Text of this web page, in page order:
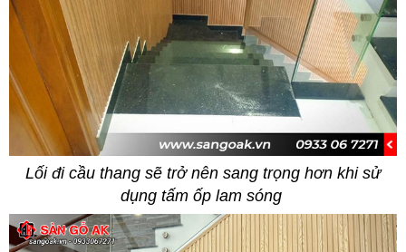
Lối đi cầu thang sẽ trở nên sang trọng hơn khi sử
dụng tấm ốp lam sóng